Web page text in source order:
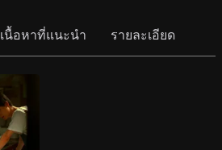
เนื้อหาที่แนะนำ รายละเอียด